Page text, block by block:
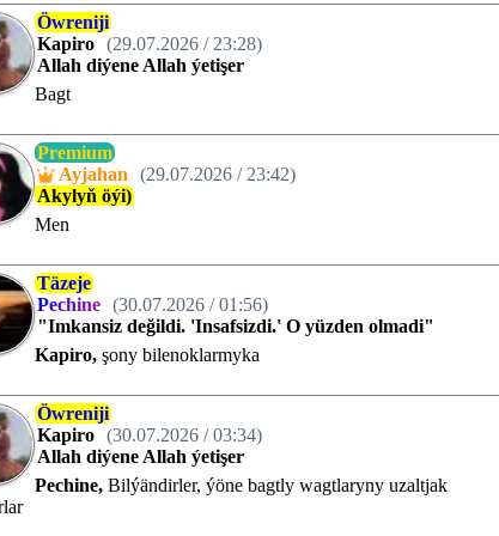
Öwreniji
Kapiro (29.07.2026 / 23:28)
Allah diýene Allah ýetişer
Bagt
Premium
Ayjahan
(29.07.2026 / 23:42)
Akylyň öýi)
Men
Täzeje
Pechine (30.07.2026 / 01:56)
"Imkansiz değildi. 'Insafsizdi.' O yüzden olmadi"
Kapiro, şony bilenoklarmyka
Öwreniji
Kapiro (30.07.2026 / 03:34)
Allah diýene Allah ýetişer
Pechine, Bilýändirler, ýöne bagtly wagtlaryny uzaltjak